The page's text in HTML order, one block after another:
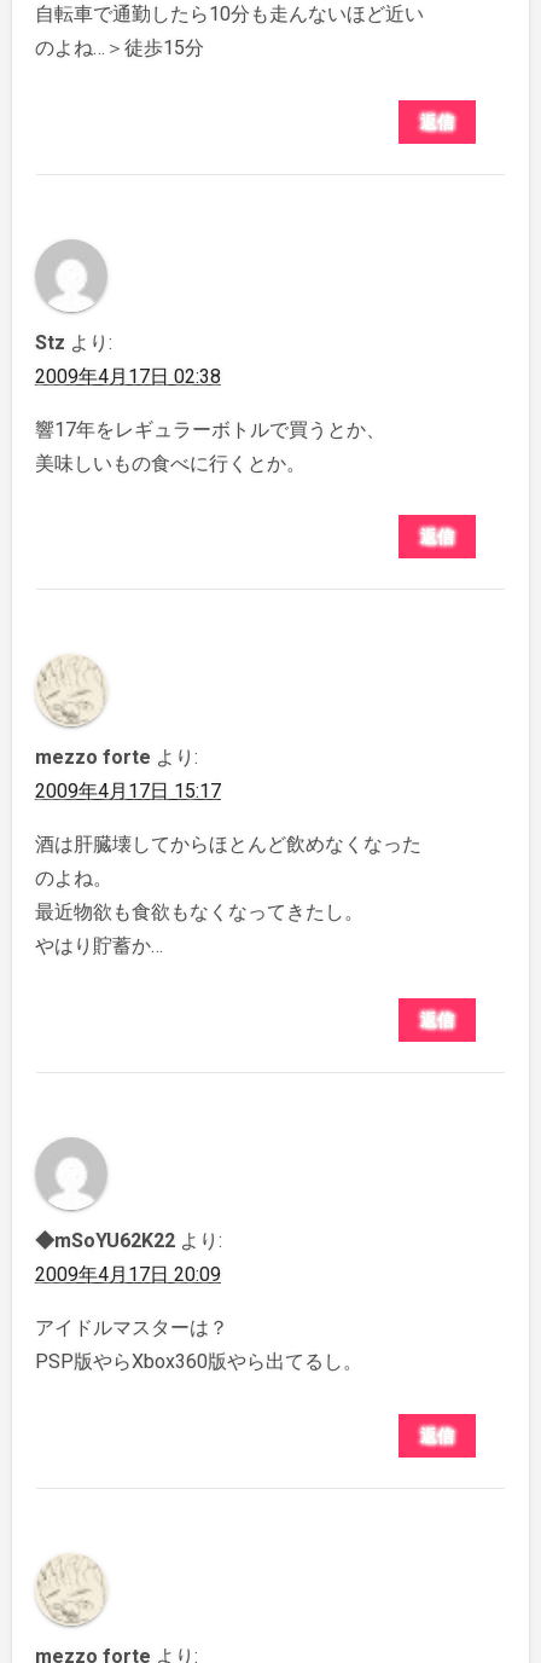
自転車で通勤したら10分も走んないほど近い
のよね…＞徒歩15分
返信
Stz より:
2009年4月17日 02:38
響17年をレギュラーボトルで買うとか、
美味しいもの食べに行くとか。
返信
mezzo forte より:
2009年4月17日 15:17
酒は肝臓壊してからほとんど飲めなくなった
のよね。
最近物欲も食欲もなくなってきたし。
やはり貯蓄か…
返信
◆mSoYU62K22 より:
2009年4月17日 20:09
アイドルマスターは？
PSP版やらXbox360版やら出てるし。
返信
mezzo forte より: